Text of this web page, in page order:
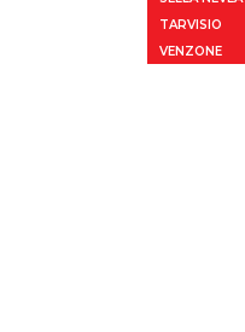
TARVISIO
VENZONE